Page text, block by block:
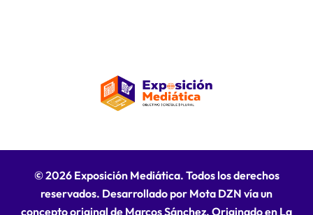
© 2026 Exposición Mediática. Todos los derechos
reservados. Desarrollado por Mota DZN vía un
concepto original de Marcos Sánchez. Originado en La